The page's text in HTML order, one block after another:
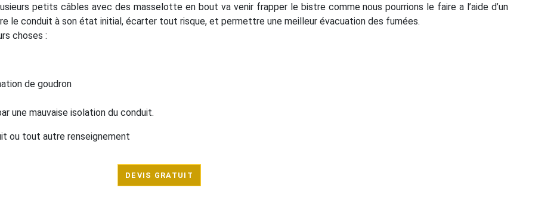
petits câbles avec des masselotte en bout va venir frapper le bistre comme nous pourrions le faire a l’aide d’un
le conduit à son état initial, écarter tout risque, et permettre une meilleur évacuation des fumées.
choses :
de goudron
une mauvaise isolation du conduit.
ou tout autre renseignement
DEVIS GRATUIT